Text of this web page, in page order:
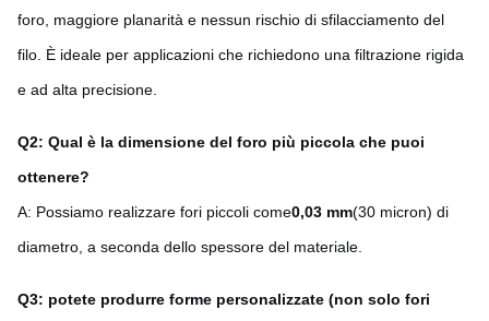
foro, maggiore planarità e nessun rischio di sfilacciamento del
filo. È ideale per applicazioni che richiedono una filtrazione rigida
e ad alta precisione.
Q2: Qual è la dimensione del foro più piccola che puoi
ottenere?
A: Possiamo realizzare fori piccoli come0,03 mm(30 micron) di
diametro, a seconda dello spessore del materiale.
Q3: potete produrre forme personalizzate (non solo fori